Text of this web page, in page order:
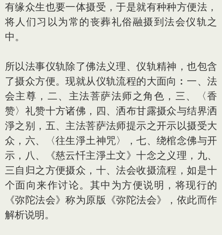
有缘众生也要一体摄受，于是就有种种方便法，
将人们习以为常的丧葬礼俗融摄到法会仪轨之
中。
所以法事仪轨除了佛法义理、仪轨精神，也包含
了摄众方便。现就从仪轨流程的大面向︰一、法
会主尊，二、主法菩萨法师之角色，三、〈香
赞〉礼赞十方诸佛，四、洒布甘露摄众与结界洒
淨之别，五、主法菩萨法师提示之开示以摄受大
众，六、〈往生淨土神咒〉，七、绕棺念佛与开
示，八、《慈云忏主淨土文》十念之义理，九、
三自归之方便摄众，十、法会收摄流程，如是十
个面向来作讨论。其中为方便说明，将现行的
《弥陀法会》称为原版《弥陀法会》，依此而作
解析说明。